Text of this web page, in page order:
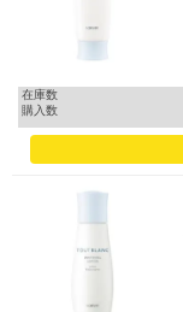
在庫数
購入数